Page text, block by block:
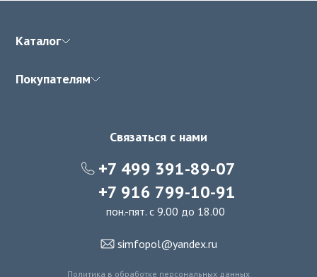
Каталог
Покупателям
Связаться с нами
+7 499 391-89-07
+7 916 799-10-91
пон.-пят. с 9.00 до 18.00
simfopol@yandex.ru
Политика в обработке персональных данных